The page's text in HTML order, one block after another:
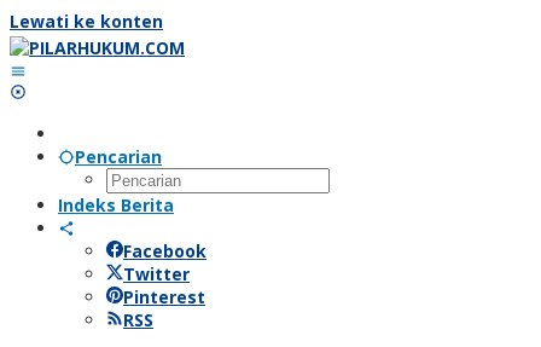
Lewati ke konten
Pencarian
Indeks Berita
Facebook
Twitter
Pinterest
RSS